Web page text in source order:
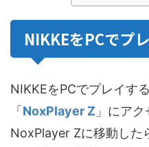
NIKKEをPCでプ
NIKKEをPCでプレイす
「 NoxPlayer Z 」にアク
NoxPlayer Zに移動した